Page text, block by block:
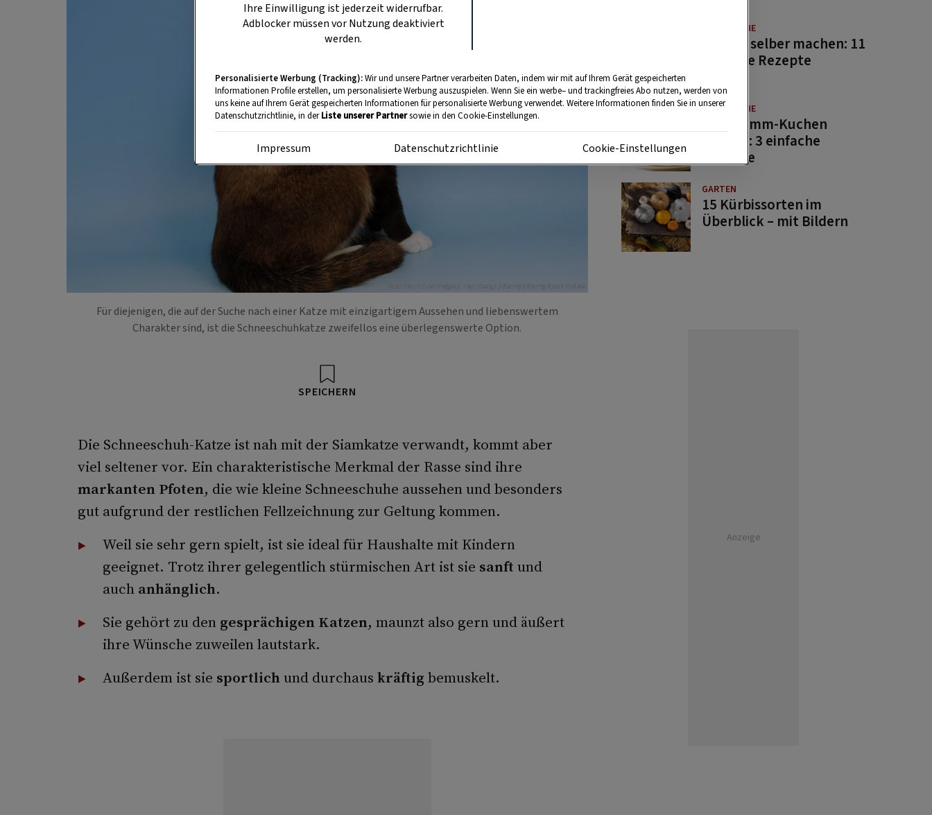
Foto: mauritius images / Heat Design / Alamy / Alamy Stock Photos
Für diejenigen, die auf der Suche nach einer Katze mit einzigartigem Aussehen und liebenswertem
Charakter sind, ist die Schneeschuhkatze zweifellos eine überlegenswerte Option.
SPEICHERN
Die Schneeschuh-Katze ist nah mit der Siamkatze verwandt, kommt aber
viel seltener vor. Ein charakteristische Merkmal der Rasse sind ihre
markanten Pfoten, die wie kleine Schneeschuhe aussehen und besonders
gut aufgrund der restlichen Fellzeichnung zur Geltung kommen.
Weil sie sehr gern spielt, ist sie ideal für Haushalte mit Kindern
geeignet. Trotz ihrer gelegentlich stürmischen Art ist sie sanft und
auch anhänglich.
Sie gehört zu den gesprächigen Katzen, maunzt also gern und äußert
ihre Wünsche zuweilen lautstark.
Außerdem ist sie sportlichund durchaus kräftig bemuskelt.
GUTE KÜCHE
Saucen selber machen: 11
beliebte Rezepte
GUTE KÜCHE
Osterlamm-Kuchen
backen: 3 einfache
Rezepte
GARTEN
15 Kürbissorten im
Überblick – mit Bildern
Anzeige
Ihre Einwilligung ist jederzeit widerrufbar.
Adblocker müssen vor Nutzung deaktiviert
werden.
Personalisierte Werbung (Tracking):Wir und unsere Partner verarbeiten Daten, indem wir mit auf Ihrem Gerät gespeicherten
Informationen Profile erstellen, um personalisierte Werbung auszuspielen. Wenn Sie ein werbe– und trackingfreies Abo nutzen, werden von
uns keine auf Ihrem Gerät gespeicherten Informationen für personalisierte Werbung verwendet. Weitere Informationen finden Sie in unserer
Datenschutzrichtlinie, in derListe unserer Partnersowie in den Cookie-Einstellungen.
Impressum Datenschutzrichtlinie Cookie-Einstellungen